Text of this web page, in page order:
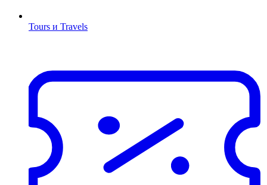
Tours и Travels